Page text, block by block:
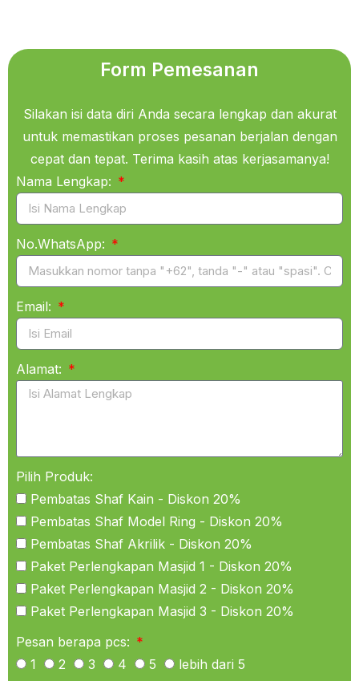
Form Pemesanan
Silakan isi data diri Anda secara lengkap dan akurat
untuk memastikan proses pesanan berjalan dengan
cepat dan tepat. Terima kasih atas kerjasamanya!
Nama Lengkap:
No.WhatsApp:
Email:
Alamat:
Pilih Produk:
Pembatas Shaf Kain - Diskon 20%
Pembatas Shaf Model Ring - Diskon 20%
Pembatas Shaf Akrilik - Diskon 20%
Paket Perlengkapan Masjid 1 - Diskon 20%
Paket Perlengkapan Masjid 2 - Diskon 20%
Paket Perlengkapan Masjid 3 - Diskon 20%
Pesan berapa pcs:
1
2 3 4 5
lebih dari 5